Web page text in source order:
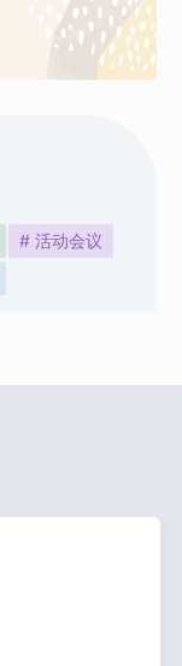
# 活动会议